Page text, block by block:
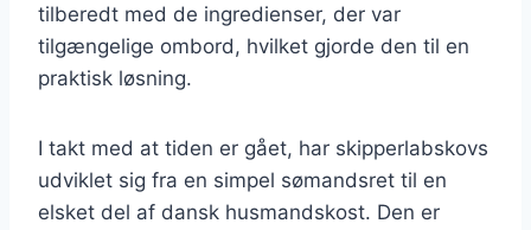
tilberedt med de ingredienser, der var
tilgængelige ombord, hvilket gjorde den til en
praktisk løsning.
I takt med at tiden er gået, har skipperlabskovs
udviklet sig fra en simpel sømandsret til en
elsket del af dansk husmandskost. Den er